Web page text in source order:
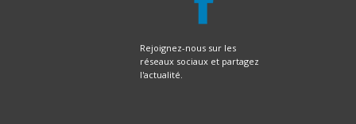
Rejoignez-nous sur les
réseaux sociaux et partagez
l'actualité.